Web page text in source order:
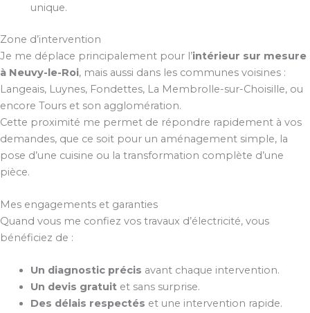
unique.
Zone d’intervention
Je me déplace principalement pour l’intérieur sur mesure
à Neuvy-le-Roi, mais aussi dans les communes voisines :
Langeais, Luynes, Fondettes, La Membrolle-sur-Choisille, ou
encore Tours et son agglomération.
Cette proximité me permet de répondre rapidement à vos
demandes, que ce soit pour un aménagement simple, la
pose d’une cuisine ou la transformation complète d’une
pièce.
Mes engagements et garanties
Quand vous me confiez vos travaux d’électricité, vous
bénéficiez de :
Un diagnostic précis avant chaque intervention.
Un devis gratuitet sans surprise.
Des délais respectés et une intervention rapide.